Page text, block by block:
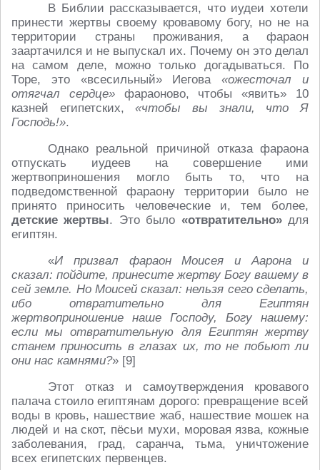
В Библии рассказывается, что иудеи хотели
принести жертвы своему кровавому богу, но не на
территории страны проживания, а фараон
заартачился и не выпускал их. Почему он это делал
на самом деле, можно только догадываться. По
Торе, это «всесильный» Иегова«ожесточал и
отягчал сердце»фараоново, чтобы «явить» 10
казней египетских,«чтобы вы знали, что Я
Господь!».
Однако реальной причиной отказа фараона
отпускать иудеев на совершение ими
жертвоприношения могло быть то, что на
подведомственной фараону территории было не
принято приносить человеческие и, тем более,
детские жертвы. Это было «отвратительно»для
египтян.
«И призвал фараон Моисея и Аарона и
сказал: пойдите, принесите жертву Богу вашему в
сей земле. Но Моисей сказал: нельзя сего сделать,
ибо отвратительно для Египтян
жертвоприношение наше Господу, Богу нашему:
если мы отвратительную для Египтян жертву
станем приносить в глазах их, то не побьют ли
они нас камнями?» [9]
Этот отказ и самоутверждения кровавого
палача стоило египтянам дорого: превращение всей
воды в кровь, нашествие жаб, нашествие мошек на
людей и на скот, пёсьи мухи, моровая язва, кожные
заболевания, град, саранча, тьма, уничтожение
всех египетских первенцев.